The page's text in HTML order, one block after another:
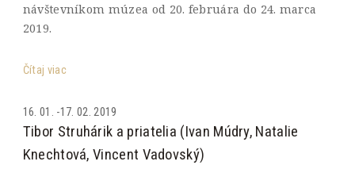
návštevníkom múzea od 20. februára do 24. marca
2019.
Čítaj viac
16. 01. -17. 02. 2019
Tibor Struhárik a priatelia (Ivan Múdry, Natalie
Knechtová, Vincent Vadovský)